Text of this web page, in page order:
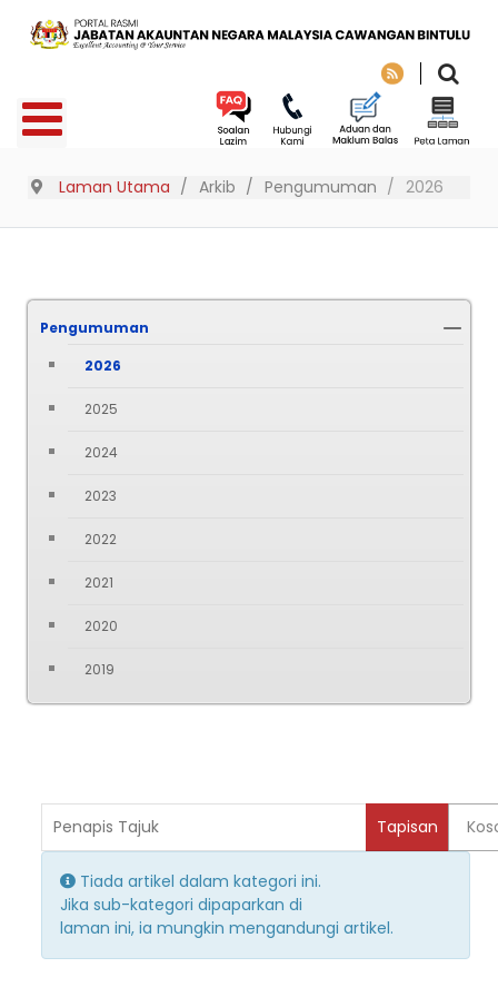
Laman Utama Arkib Pengumuman 2026
Pengumuman
2026
2025
2024
2023
2022
2021
2020
2019
Tapisan
Info
Tiada artikel dalam kategori ini.
Jika sub-kategori dipaparkan di
laman ini, ia mungkin mengandungi artikel.